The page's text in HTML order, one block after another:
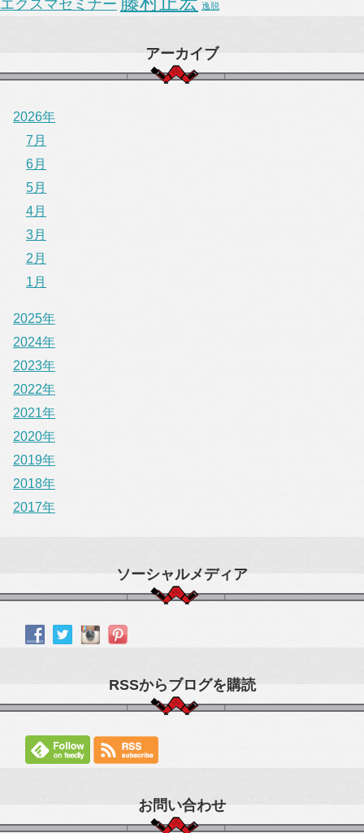
エクスマセミナー
逸脱
アーカイブ
2026年
7月
6月
5月
4月
3月
2月
1月
2025年
2024年
2023年
2022年
2021年
2020年
2019年
2018年
2017年
ソーシャルメディア
RSSからブログを購読
お問い合わせ